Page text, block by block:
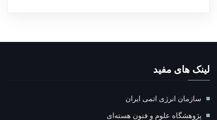
لینک های مفید
سازمان انرژی اتمی ایران
پژوهشگاه علوم و فنون هسته‌ای